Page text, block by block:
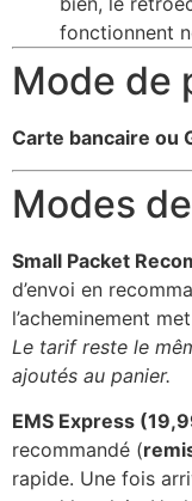
fonctionnent
Mode de
Carte bancaire ou
Modes
Small Packet
d’envoi en
l’acheminement
Le tarif reste le
ajoutés au panier.
EMS Express
recommandé (
rapide. Une fois